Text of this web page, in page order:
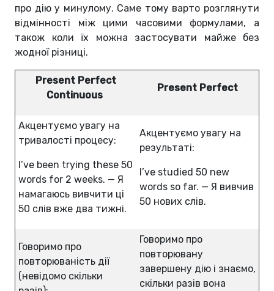
про дію у минулому. Саме тому варто розглянути
відмінності між цими часовими формулами, а
також коли їх можна застосувати майже без
жодної різниці.
Present Perfect
Continuous
Present Perfect
Акцентуємо увагу на
тривалості процесу:
I’ve been trying these 50
words for 2 weeks. — Я
намагаюсь вивчити ці
50 слів вже два тижні.
Акцентуємо увагу на
результаті:
I’ve studied 50 new
words so far. — Я вивчив
50 нових слів.
Говоримо про
повторюваність дії
(невідомо скільки
Говоримо про
повторювану
завершену дію і знаємо,
скільки разів вона